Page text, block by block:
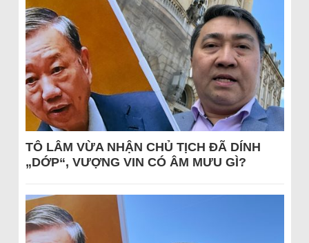
TÔ LÂM VỪA NHẬN CHỦ TỊCH ĐÃ DÍNH
„DỚP“, VƯỢNG VIN CÓ ÂM MƯU GÌ?